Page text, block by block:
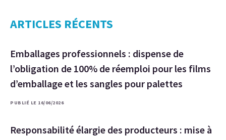
ARTICLES RÉCENTS
Emballages professionnels : dispense de
l’obligation de 100% de réemploi pour les films
d’emballage et les sangles pour palettes
PUBLIÉ LE 16/06/2026
Responsabilité élargie des producteurs : mise à